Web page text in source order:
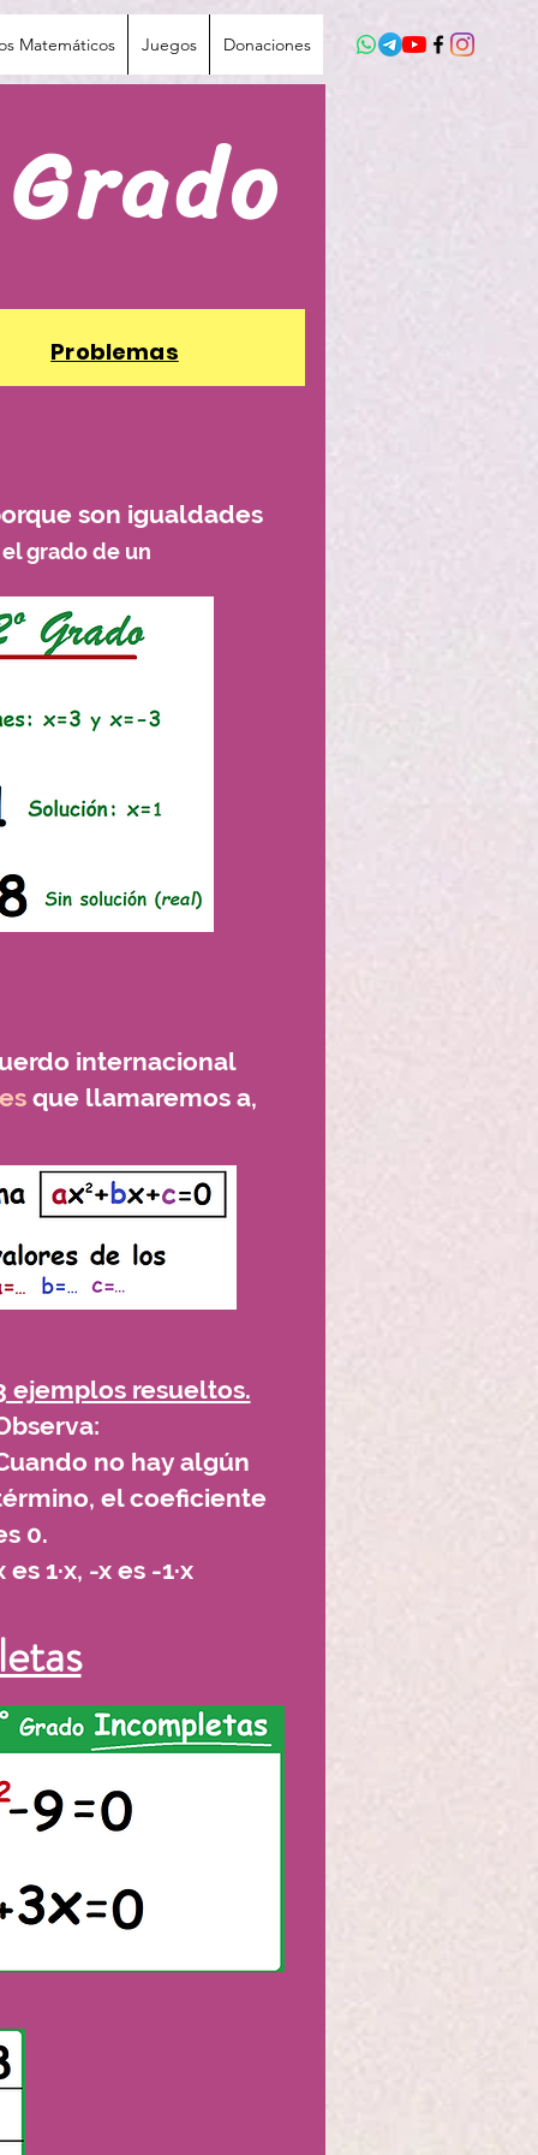
Matemáticos Juegos Donaciones
son igualdades
grado de un
internacional
que llamaremos a,
ejemplos resueltos.
no hay algún
el coeficiente
0.
es 1·x, -x es -1·x
Problemas